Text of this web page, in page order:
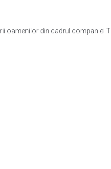
oamenilor din cadrul companiei